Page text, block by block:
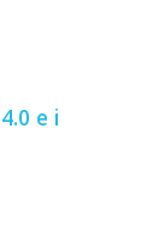
e i